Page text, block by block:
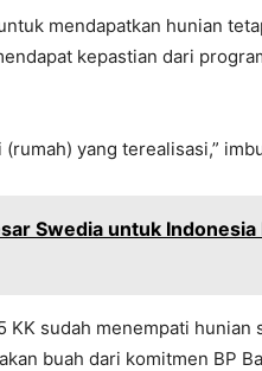
mendapatkan hunian
kepastian dari
yang terealisasi,”
Swedia untuk
sudah menempati hunian
buah dari komitmen BP